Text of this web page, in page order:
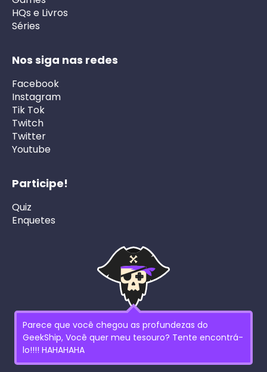
HQs e Livros
Séries
Nos siga nas redes
Facebook
Instagram
Tik Tok
Twitch
Twitter
Youtube
Participe!
Quiz
Enquetes
Parece que você chegou as profundezas do
GeekShip, Você quer meu tesouro? Tente encontrá-
lo!!!! HAHAHAHA